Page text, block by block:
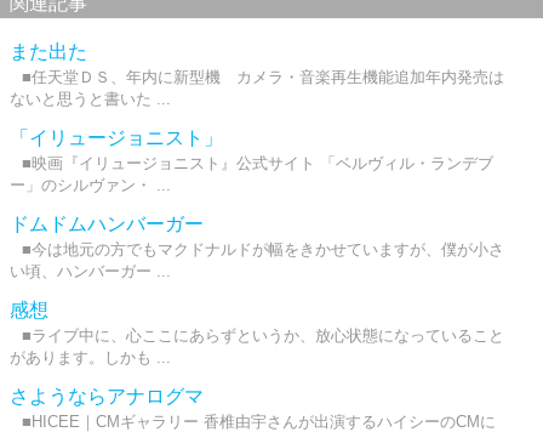
また出た
■任天堂ＤＳ、年内に新型機 カメラ・音楽再生機能追加年内発売は
ないと思うと書いた ...
「イリュージョニスト」
■映画『イリュージョニスト』公式サイト 「ベルヴィル・ランデブ
ー」のシルヴァン・ ...
ドムドムハンバーガー
■今は地元の方でもマクドナルドが幅をきかせていますが、僕が小さ
い頃、ハンバーガー ...
感想
■ライブ中に、心ここにあらずというか、放心状態になっていること
があります。しかも ...
さようならアナログマ
■HICEE｜CMギャラリー 香椎由宇さんが出演するハイシーのCMに